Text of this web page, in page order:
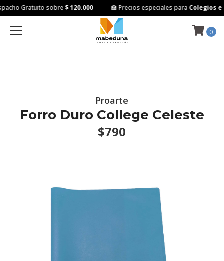
Gratuito sobre$ 120.000 🏫 Precios especiales paraColegios e
0
Proarte
Forro Duro College Celeste
$790